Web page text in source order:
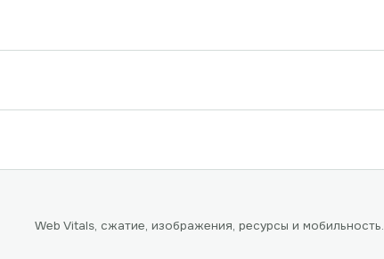
Web Vitals, сжатие, изображения, ресурсы и мобильность.